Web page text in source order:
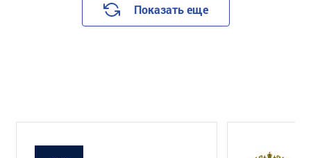
Показать еще